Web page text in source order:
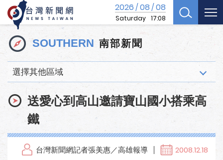
2026/08/08
Saturday 17:08
SOUTHERN 南部新聞
選擇其他區域
送愛心到高山邀請寶山國小搭乘高
鐵
台灣新聞網記者張美惠／高雄報導 2008.12.18